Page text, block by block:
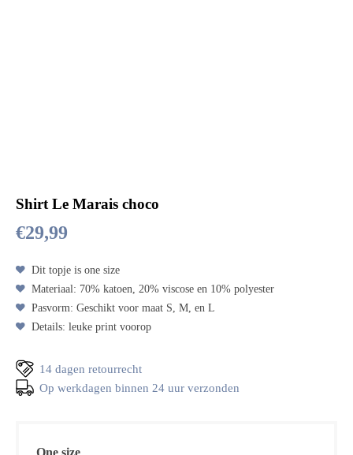
Shirt Le Marais choco
€29,99
Dit topje is one size
Materiaal: 70% katoen, 20% viscose en 10% polyester
Pasvorm: Geschikt voor maat S, M, en L
Details: leuke print voorop
14 dagen retourrecht
Op werkdagen binnen 24 uur verzonden
One size